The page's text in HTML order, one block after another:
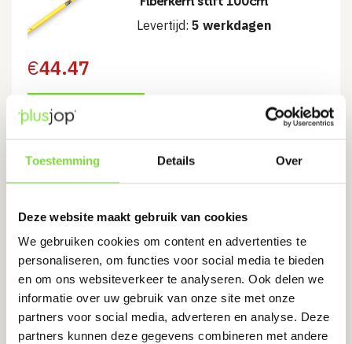
Toestemming Details Over
Deze website maakt gebruik van cookies
We gebruiken cookies om content en advertenties te
personaliseren, om functies voor social media te bieden
en om ons websiteverkeer te analyseren. Ook delen we
informatie over uw gebruik van onze site met onze
partners voor social media, adverteren en analyse. Deze
partners kunnen deze gegevens combineren met andere
Levertijd: 5 werkdagen
€44.47
Bekijk product
€13.31
Bekijk product